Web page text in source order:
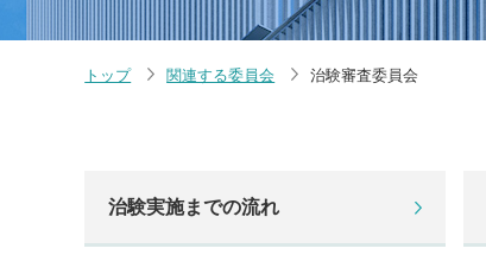
治験実施までの流れ
トップ 関連する委員会 治験審査委員会